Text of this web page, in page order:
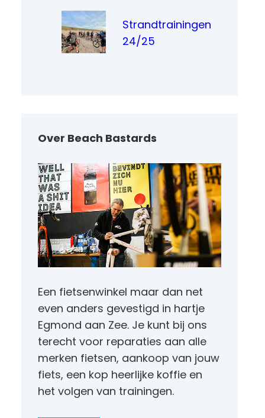
Strandtrainingen
24/25
Over Beach Bastards
Een fietsenwinkel maar dan net
even anders gevestigd in hartje
Egmond aan Zee. Je kunt bij ons
terecht voor reparaties aan alle
merken fietsen, aankoop van jouw
fiets, een kop heerlijke koffie en
het volgen van trainingen.